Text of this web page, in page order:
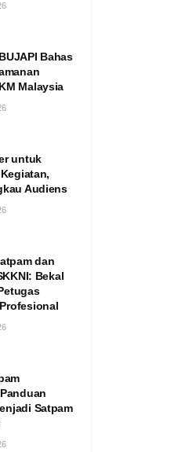
Bahas
Malaysia
untuk
Audiens
dan
Bekal
Satpam